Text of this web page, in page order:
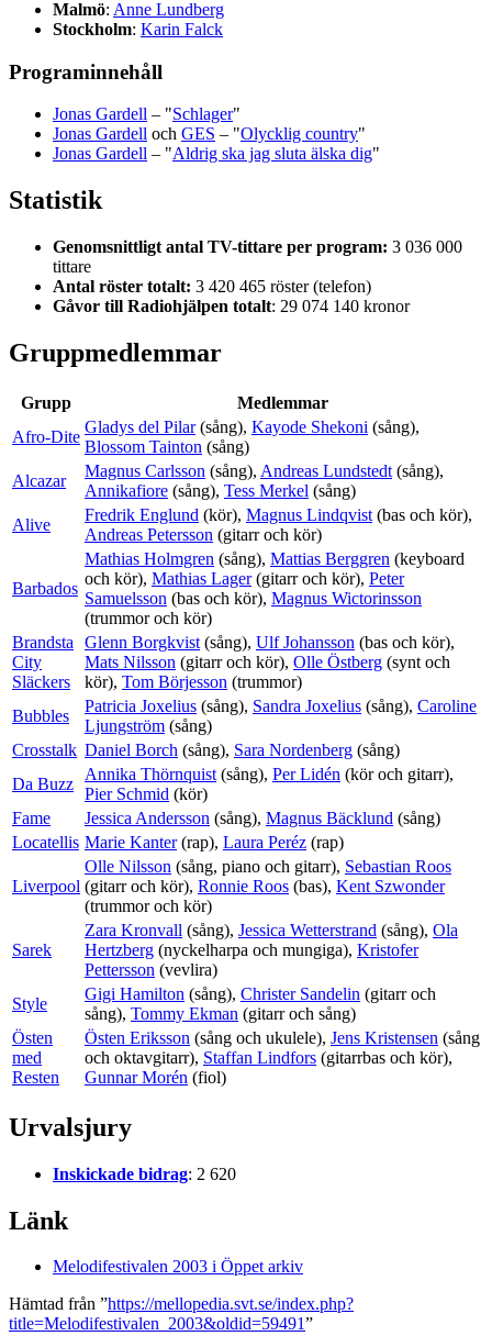
Malmö: Anne Lundberg
Stockholm: Karin Falck
Programinnehåll
Jonas Gardell – "Schlager"
Jonas Gardell och GES – "Olycklig country"
Jonas Gardell – "Aldrig ska jag sluta älska dig"
Statistik
Genomsnittligt antal TV-tittare per program: 3 036 000
tittare
Antal röster totalt: 3 420 465 röster (telefon)
Gåvor till Radiohjälpen totalt: 29 074 140 kronor
Gruppmedlemmar
Grupp
Medlemmar
Afro-Dite
Gladys del Pilar(sång), Kayode Shekoni (sång),
Blossom Tainton (sång)
Alcazar
Magnus Carlsson (sång), Andreas Lundstedt (sång),
Annikafiore (sång), Tess Merkel (sång)
Alive
Fredrik Englund (kör), Magnus Lindqvist (bas och kör),
Andreas Petersson (gitarr och kör)
Barbados
Mathias Holmgren (sång), Mattias Berggren (keyboard
och kör), Mathias Lager(gitarr och kör), Peter
Samuelsson (bas och kör), Magnus Wictorinsson
(trummor och kör)
Brandsta
City
Släckers
Glenn Borgkvist (sång), Ulf Johansson (bas och kör),
Mats Nilsson (gitarr och kör), Olle Östberg (synt och
kör), Tom Börjesson (trummor)
Bubbles
Patricia Joxelius (sång), Sandra Joxelius (sång), Caroline
Ljungström (sång)
Crosstalk Daniel Borch (sång), Sara Nordenberg (sång)
Da Buzz
Annika Thörnquist (sång), Per Lidén (kör och gitarr),
Pier Schmid (kör)
Fame
Jessica Andersson (sång), Magnus Bäcklund (sång)
Locatellis Marie Kanter(rap), Laura Peréz (rap)
Liverpool
Olle Nilsson (sång, piano och gitarr), Sebastian Roos
(gitarr och kör), Ronnie Roos (bas), Kent Szwonder
(trummor och kör)
Sarek
Zara Kronvall (sång), Jessica Wetterstrand (sång), Ola
Hertzberg (nyckelharpa och mungiga), Kristofer
Pettersson (vevlira)
Style
Gigi Hamilton (sång), Christer Sandelin (gitarr och
sång), Tommy Ekman (gitarr och sång)
Östen
med
Resten
Östen Eriksson (sång och ukulele), Jens Kristensen (sång
och oktavgitarr), Staffan Lindfors (gitarrbas och kör),
Gunnar Morén (fiol)
Urvalsjury
Inskickade bidrag: 2 620
Länk
Melodifestivalen 2003 i Öppet arkiv
Hämtad från ”https://mellopedia.svt.se/index.php?
title=Melodifestivalen_2003&oldid=59491”